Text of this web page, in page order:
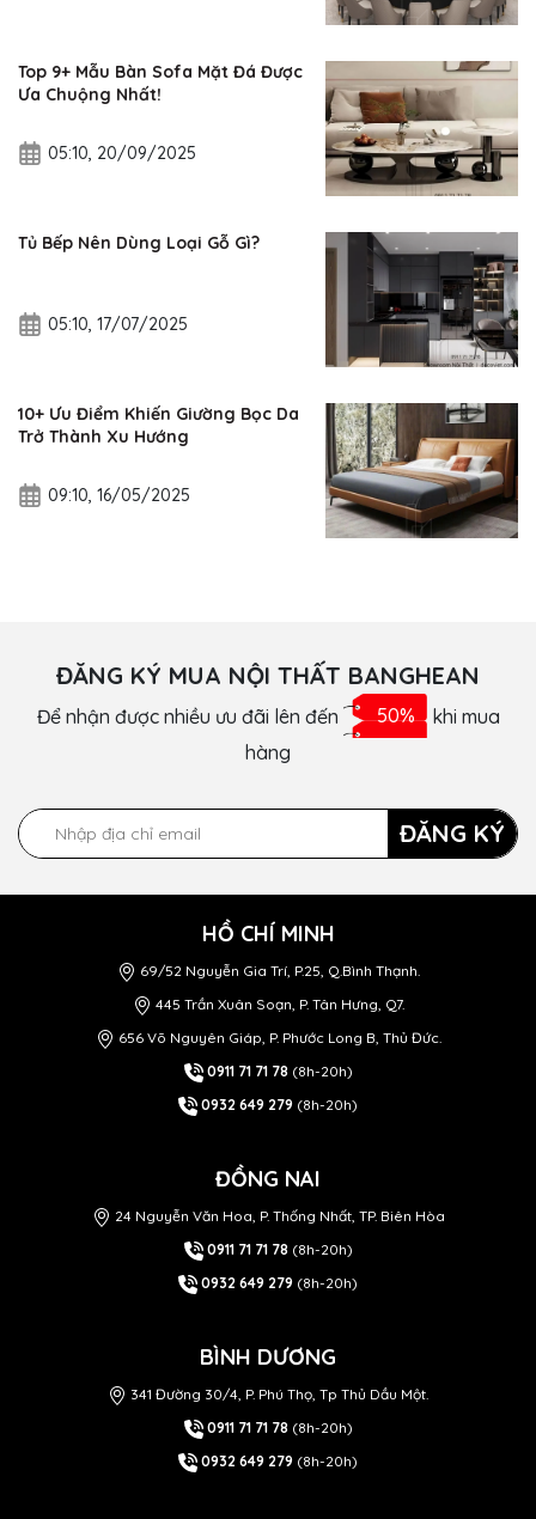
Top 9+ Mẫu Bàn Sofa Mặt Đá Được
Ưa Chuộng Nhất!
05:10, 20/09/2025
Tủ Bếp Nên Dùng Loại Gỗ Gì?
05:10, 17/07/2025
10+ Ưu Điểm Khiến Giường Bọc Da
Trở Thành Xu Hướng
09:10, 16/05/2025
ĐĂNG KÝ MUA NỘI THẤT BANGHEAN
Để nhận được nhiều ưu đãi lên đến 50% khi mua
hàng
ĐĂNG KÝ
HỒ CHÍ MINH
69/52 Nguyễn Gia Trí, P.25, Q.Bình Thạnh.
445 Trần Xuân Soạn, P. Tân Hưng, Q7.
656 Võ Nguyên Giáp, P. Phước Long B, Thủ Đức.
0911 71 71 78 (8h-20h)
0932 649 279 (8h-20h)
ĐỒNG NAI
24 Nguyễn Văn Hoa, P. Thống Nhất, TP. Biên Hòa
0911 71 71 78 (8h-20h)
0932 649 279 (8h-20h)
BÌNH DƯƠNG
341 Đường 30/4, P. Phú Thọ, Tp Thủ Dầu Một.
0911 71 71 78 (8h-20h)
0932 649 279 (8h-20h)